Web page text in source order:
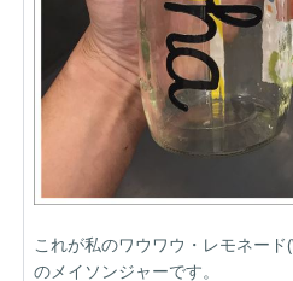
これが私のワウワウ・レモネー
のメイソンジャーです。